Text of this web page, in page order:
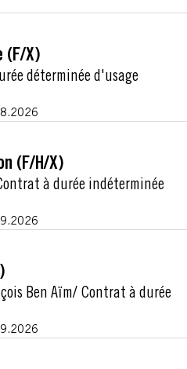
(F/X)
déterminée d'usage
(F/H/X)
à durée indéterminée
Ben Aïm Contrat à durée